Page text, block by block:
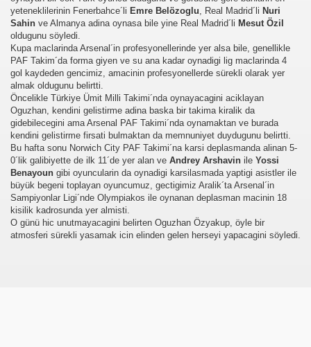
yeteneklilerinin Fenerbahce´li Emre Belözoglu, Real Madrid´li Nuri
Sahin ve Almanya adina oynasa bile yine Real Madrid´li Mesut Özil
oldugunu söyledi.
Kupa maclarinda Arsenal´in profesyonellerinde yer alsa bile, genellikle
PAF Takim´da forma giyen ve su ana kadar oynadigi lig maclarinda 4
gol kaydeden gencimiz, amacinin profesyonellerde sürekli olarak yer
almak oldugunu belirtti.
Öncelikle Türkiye Ümit Milli Takimi´nda oynayacagini aciklayan
Oguzhan, kendini gelistirme adina baska bir takima kiralik da
gidebilecegini ama Arsenal PAF Takimi´nda oynamaktan ve burada
kendini gelistirme firsati bulmaktan da memnuniyet duydugunu belirtti.
Bu hafta sonu Norwich City PAF Takimi´na karsi deplasmanda alinan 5-
0´lik galibiyette de ilk 11´de yer alan ve Andrey Arshavin ile Yossi
Benayoun gibi oyuncularin da oynadigi karsilasmada yaptigi asistler ile
büyük begeni toplayan oyuncumuz, gectigimiz Aralik´ta Arsenal´in
Sampiyonlar Ligi´nde Olympiakos ile oynanan deplasman macinin 18
kisilik kadrosunda yer almisti.
O günü hic unutmayacagini belirten Oguzhan Özyakup, öyle bir
atmosferi sürekli yasamak icin elinden gelen herseyi yapacagini söyledi.